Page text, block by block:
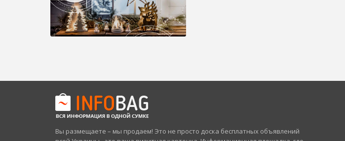
Вы размещаете – мы продаем! Это не просто доска бесплатных объявлений